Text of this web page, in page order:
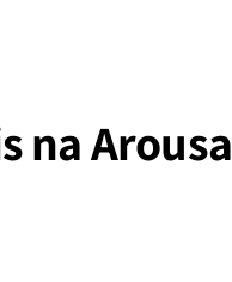
na Arousa